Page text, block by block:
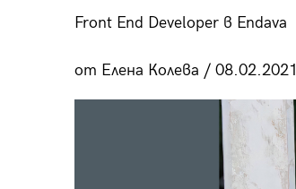
Front End Developer в Endava
от Елена Колева / 08.02.2021
28/29